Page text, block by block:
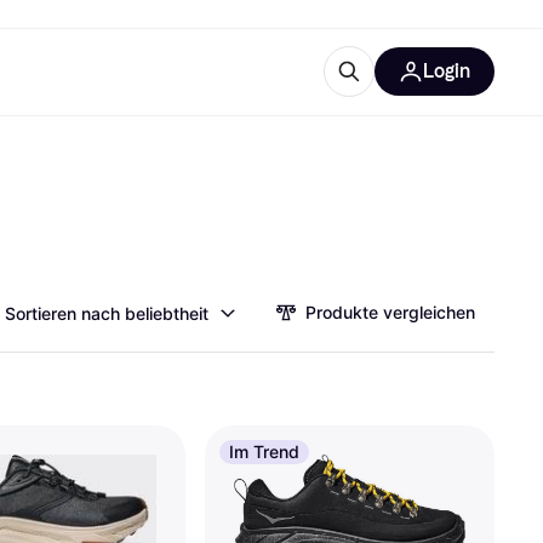
Login
Sortieren nach beliebtheit Produkte vergleichen
Im Trend